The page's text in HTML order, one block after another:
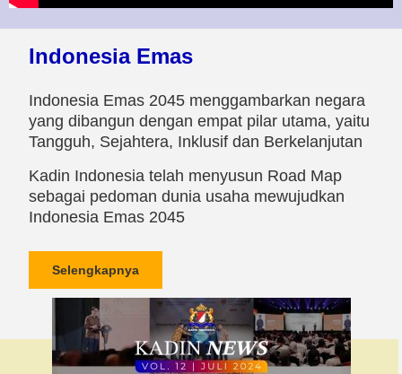
Indonesia Emas
Indonesia Emas 2045 menggambarkan negara
yang dibangun dengan empat pilar utama, yaitu
Tangguh, Sejahtera, Inklusif dan Berkelanjutan
Kadin Indonesia telah menyusun Road Map
sebagai pedoman dunia usaha mewujudkan
Indonesia Emas 2045
Selengkapnya